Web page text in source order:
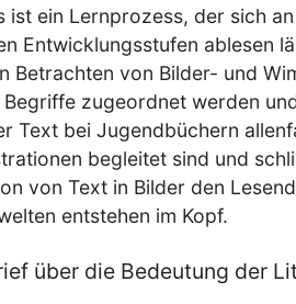
ist ein Lernprozess, der sich
Entwicklungsstufen ablesen
Betrachten von Bilder- und
zugeordnet werden
Text bei Jugendbüchern
begleitet sind und
von Text in Bilder den
entstehen im Kopf.
über die Bedeutung der